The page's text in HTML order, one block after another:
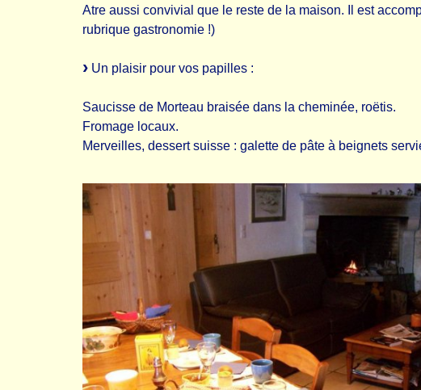
Atre aussi convivial que le reste de la maison. Il est
rubrique gastronomie !)
Un plaisir pour vos papilles :
Saucisse de Morteau braisée dans la cheminée, roëtis.
Fromage locaux.
Merveilles, dessert suisse : galette de pâte à beignets